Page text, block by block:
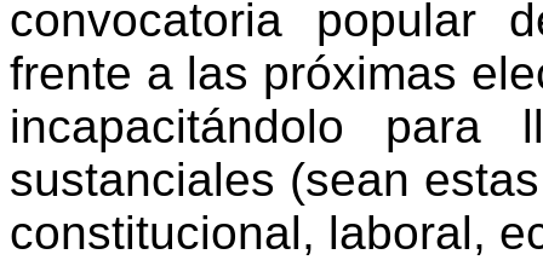
convocatoria popular
frente a las próximas
incapacitándolo para
sustanciales (sean
constitucional, laboral,